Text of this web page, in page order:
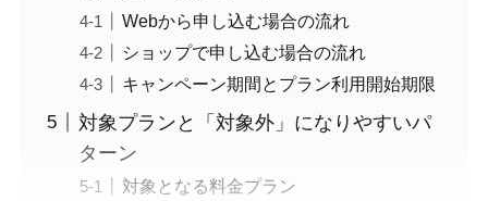
Webから申し込む場合の流れ
ショップで申し込む場合の流れ
キャンペーン期間とプラン利用開始期限
対象プランと「対象外」になりやすいパ
ターン
対象となる料金プラン